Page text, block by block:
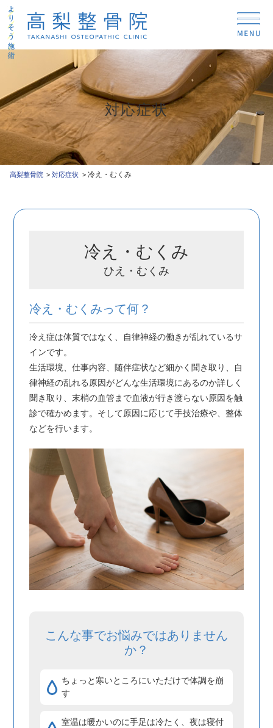
対応症状
高梨整骨院 対応症状 冷え・むくみ
冷え・むくみ
ひえ・むくみ
冷え・むくみって何？
冷え症は体質ではなく、自律神経の働きが乱れているサ
インです。
生活環境、仕事内容、随伴症状など細かく聞き取り、自
律神経の乱れる原因がどんな生活環境にあるのか詳しく
聞き取り、末梢の血管まで血液が行き渡らない原因を触
診で確かめます。そして原因に応じて手技治療や、整体
などを行います。
こんな事でお悩みではありません
か？
ちょっと寒いところにいただけで体調を崩
す
室温は暖かいのに手足は冷たく、夜は寝付